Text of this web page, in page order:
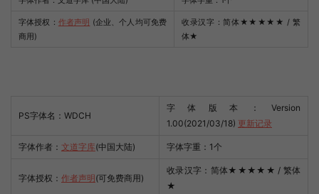
字体授权： 作者声明 (企业、个人均可免费
商用)
收录汉字：简体 ★★★★★ / 繁
体★
PS字体名：WDCH
字体版本：Version
1.00(2021/03/18) 更新记录
字体作者： 文道字库(中国大陆) 字体字重：1个
字体授权： 作者声明(可免费商用)
收录汉字：简体★★★★★ / 繁体
★